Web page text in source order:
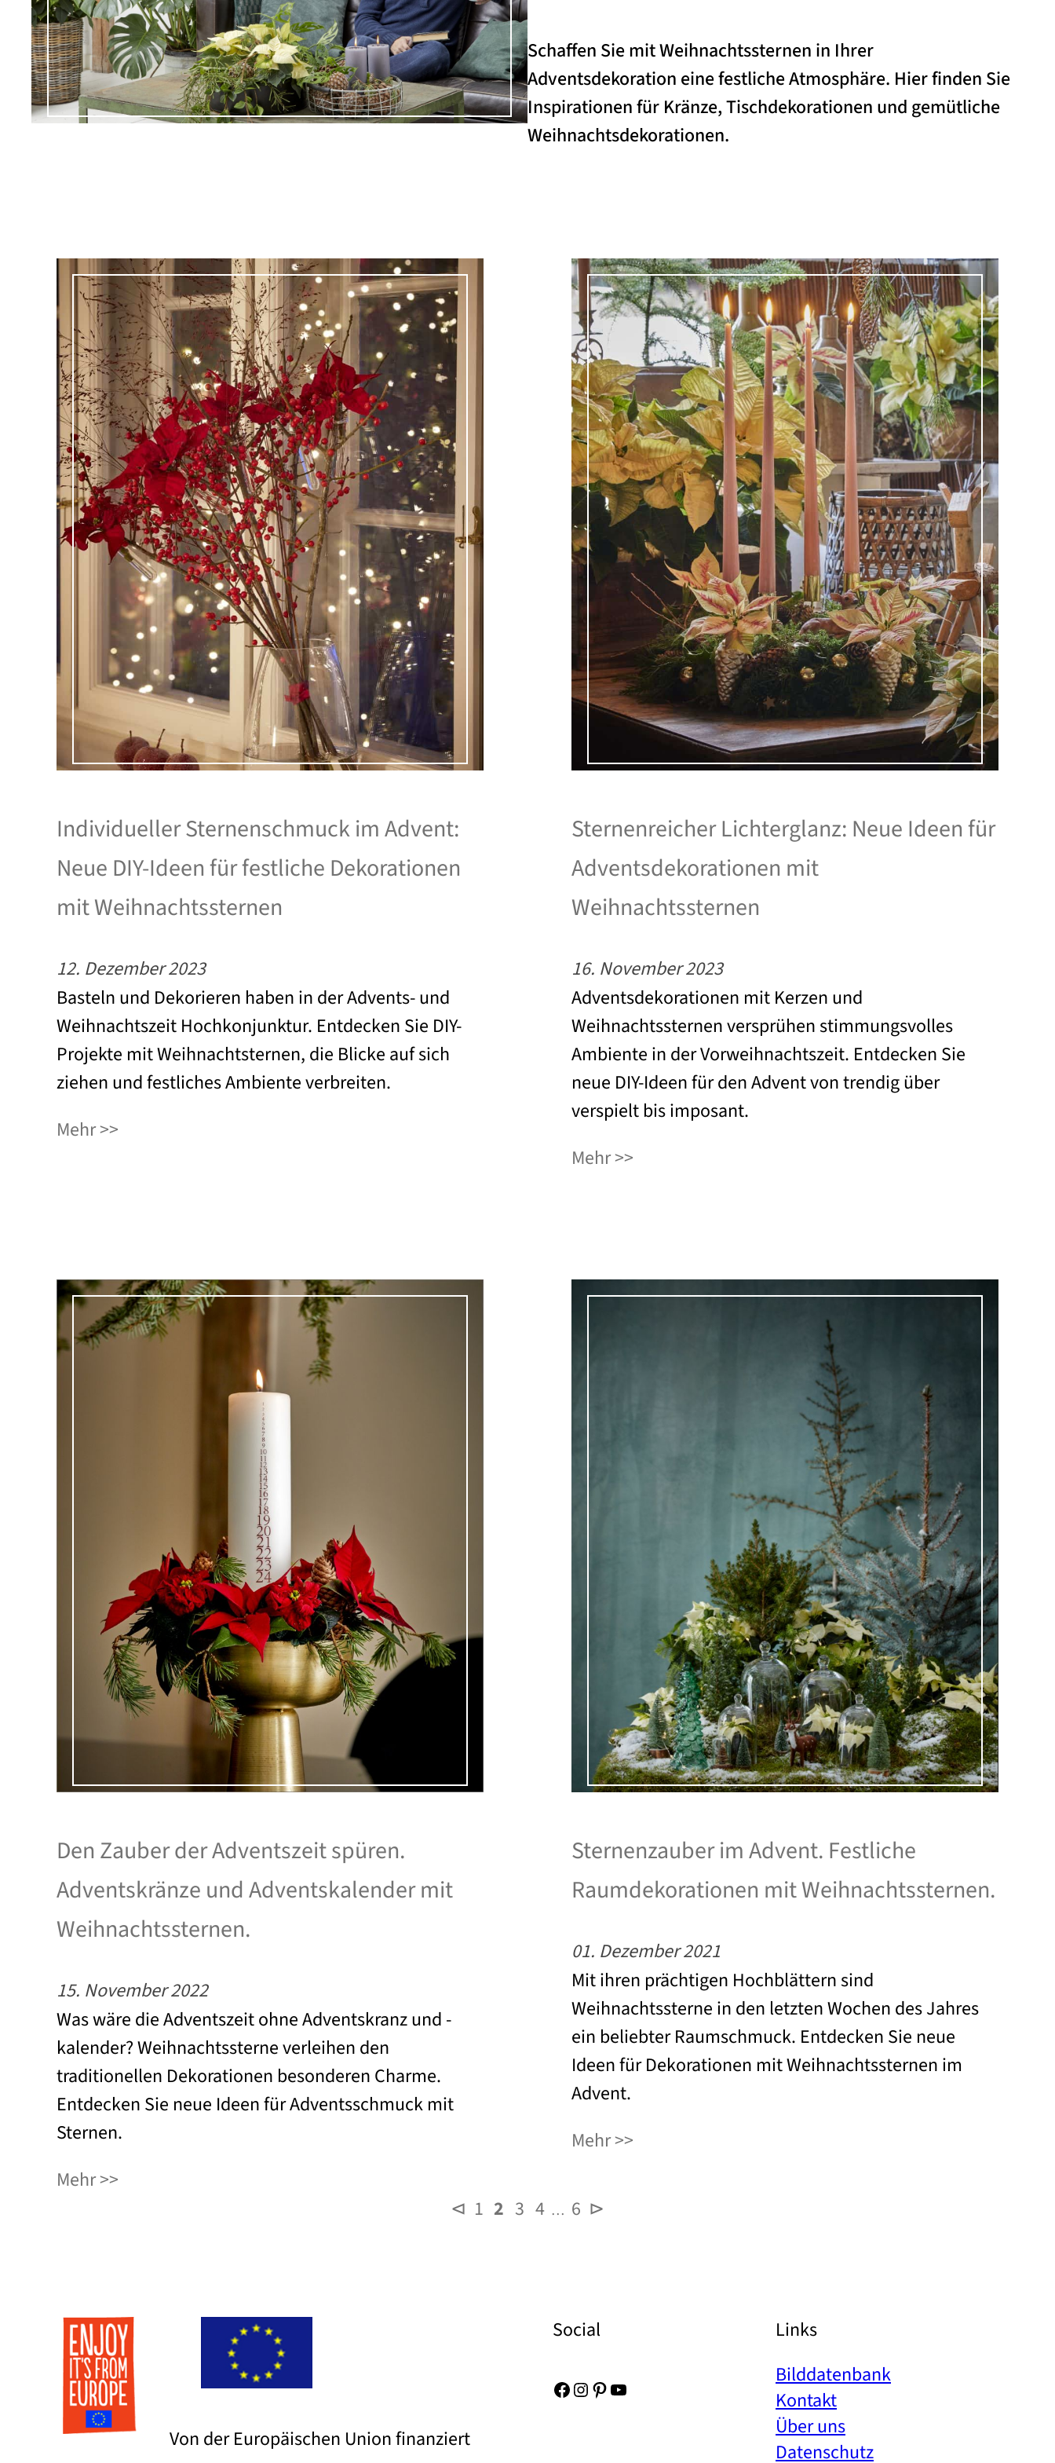
Schaffen Sie mit Weihnachtssternen in Ihrer
Adventsdekoration eine festliche Atmosphäre. Hier finden Sie
Inspirationen für Kränze, Tischdekorationen und gemütliche
Weihnachtsdekorationen.
Individueller Sternenschmuck im Advent:
Neue DIY-Ideen für festliche Dekorationen
mit Weihnachtssternen
12. Dezember 2023
Basteln und Dekorieren haben in der Advents- und
Weihnachtszeit Hochkonjunktur. Entdecken Sie DIY-
Projekte mit Weihnachtsternen, die Blicke auf sich
ziehen und festliches Ambiente verbreiten.
Mehr
Sternenreicher Lichterglanz: Neue Ideen für
Adventsdekorationen mit
Weihnachtssternen
16. November 2023
Adventsdekorationen mit Kerzen und
Weihnachtssternen versprühen stimmungsvolles
Ambiente in der Vorweihnachtszeit. Entdecken Sie
neue DIY-Ideen für den Advent von trendig über
verspielt bis imposant.
Mehr
Den Zauber der Adventszeit spüren.
Adventskränze und Adventskalender mit
Weihnachtssternen.
15. November 2022
Was wäre die Adventszeit ohne Adventskranz und -
kalender? Weihnachtssterne verleihen den
traditionellen Dekorationen besonderen Charme.
Entdecken Sie neue Ideen für Adventsschmuck mit
Sternen.
Mehr
Sternenzauber im Advent. Festliche
Raumdekorationen mit Weihnachtssternen.
01. Dezember 2021
Mit ihren prächtigen Hochblättern sind
Weihnachtssterne in den letzten Wochen des Jahres
ein beliebter Raumschmuck. Entdecken Sie neue
Ideen für Dekorationen mit Weihnachtssternen im
Advent.
Mehr
⊲ 1 2 3 4 … 6 ⊳
Von der Europäischen Union finanziert
Social
Facebook Instagram Pinterest YouTube
Links
Bilddatenbank
Kontakt
Über uns
Datenschutz